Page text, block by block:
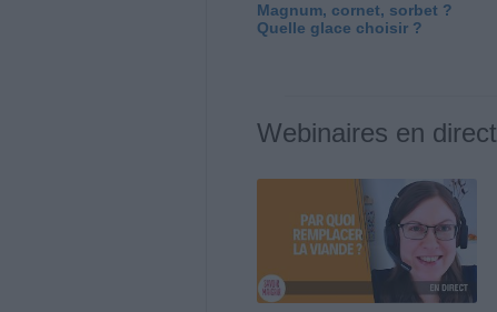
Magnum, cornet, sorbet ?
Quelle glace choisir ?
Webinaires en direct